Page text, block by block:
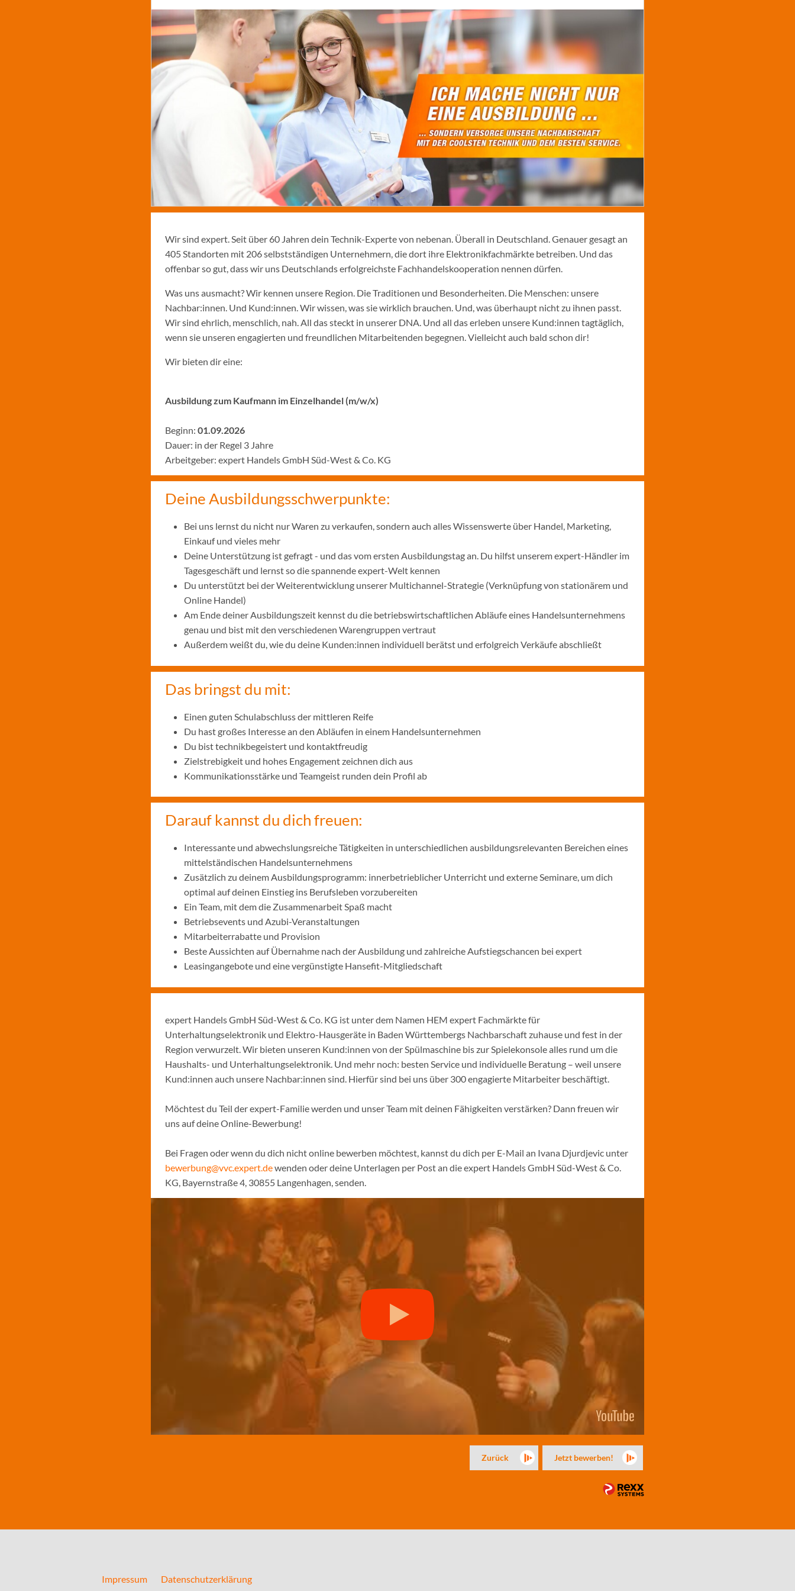
Wir sind expert. Seit über 60 Jahren dein Technik-Experte von nebenan. Überall in Deutschland. Genauer gesagt an
405 Standorten mit 206 selbstständigen Unternehmern, die dort ihre Elektronikfachmärkte betreiben. Und das
offenbar so gut, dass wir uns Deutschlands erfolgreichste Fachhandelskooperation nennen dürfen.
Was uns ausmacht? Wir kennen unsere Region. Die Traditionen und Besonderheiten. Die Menschen: unsere
Nachbar:innen. Und Kund:innen. Wir wissen, was sie wirklich brauchen. Und, was überhaupt nicht zu ihnen passt.
Wir sind ehrlich, menschlich, nah. All das steckt in unserer DNA. Und all das erleben unsere Kund:innen tagtäglich,
wenn sie unseren engagierten und freundlichen Mitarbeitenden begegnen. Vielleicht auch bald schon dir!
Wir bieten dir eine:
Ausbildung zum Kaufmann im Einzelhandel (m/w/x)
Beginn: 01.09.2026
Dauer: in der Regel 3 Jahre
Arbeitgeber: expert Handels GmbH Süd-West & Co. KG
Deine Ausbildungsschwerpunkte:
Bei uns lernst du nicht nur Waren zu verkaufen, sondern auch alles Wissenswerte über Handel, Marketing,
Einkauf und vieles mehr
Deine Unterstützung ist gefragt - und das vom ersten Ausbildungstag an. Du hilfst unserem expert-Händler im
Tagesgeschäft und lernst so die spannende expert-Welt kennen
Du unterstützt bei der Weiterentwicklung unserer Multichannel-Strategie (Verknüpfung von stationärem und
Online Handel)
Am Ende deiner Ausbildungszeit kennst du die betriebswirtschaftlichen Abläufe eines Handelsunternehmens
genau und bist mit den verschiedenen Warengruppen vertraut
Außerdem weißt du, wie du deine Kunden:innen individuell berätst und erfolgreich Verkäufe abschließt
Das bringst du mit:
Einen guten Schulabschluss der mittleren Reife
Du hast großes Interesse an den Abläufen in einem Handelsunternehmen
Du bist technikbegeistert und kontaktfreudig
Zielstrebigkeit und hohes Engagement zeichnen dich aus
Kommunikationsstärke und Teamgeist runden dein Profil ab
Darauf kannst du dich freuen:
Interessante und abwechslungsreiche Tätigkeiten in unterschiedlichen ausbildungsrelevanten Bereichen eines
mittelständischen Handelsunternehmens
Zusätzlich zu deinem Ausbildungsprogramm: innerbetrieblicher Unterricht und externe Seminare, um dich
optimal auf deinen Einstieg ins Berufsleben vorzubereiten
Ein Team, mit dem die Zusammenarbeit Spaß macht
Betriebsevents und Azubi-Veranstaltungen
Mitarbeiterrabatte und Provision
Beste Aussichten auf Übernahme nach der Ausbildung und zahlreiche Aufstiegschancen bei expert
Leasingangebote und eine vergünstigte Hansefit-Mitgliedschaft
expert Handels GmbH Süd-West & Co. KG ist unter dem Namen HEM expert Fachmärkte für
Unterhaltungselektronik und Elektro-Hausgeräte in Baden Württembergs Nachbarschaft zuhause und fest in der
Region verwurzelt. Wir bieten unseren Kund:innen von der Spülmaschine bis zur Spielekonsole alles rund um die
Haushalts- und Unterhaltungselektronik. Und mehr noch: besten Service und individuelle Beratung – weil unsere
Kund:innen auch unsere Nachbar:innen sind. Hierfür sind bei uns über 300 engagierte Mitarbeiter beschäftigt.
Möchtest du Teil der expert-Familie werden und unser Team mit deinen Fähigkeiten verstärken? Dann freuen wir
uns auf deine Online-Bewerbung!
Bei Fragen oder wenn du dich nicht online bewerben möchtest, kannst du dich per E-Mail an Ivana Djurdjevic unter
bewerbung@vvc.expert.dewenden oder deine Unterlagen per Post an die expert Handels GmbH Süd-West & Co.
KG, Bayernstraße 4, 30855 Langenhagen, senden.
Zurück Jetzt bewerben!
Impressum Datenschutzerklärung